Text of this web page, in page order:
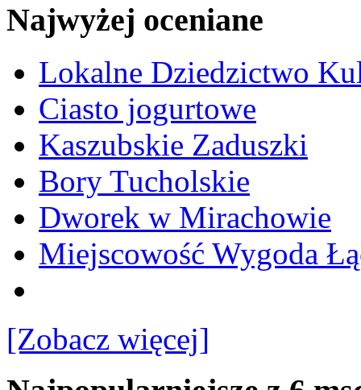
Najwyżej oceniane
Lokalne Dziedzictwo
Ciasto jogurtowe
Kaszubskie Zaduszki
Bory Tucholskie
Dworek w Mirachowie
Miejscowość Wygoda
[Zobacz więcej]